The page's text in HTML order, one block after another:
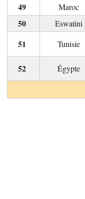
Maroc
Eswatini
Tunisie
Égypte